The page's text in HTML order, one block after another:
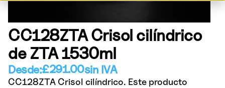
CC128ZTA Crisol cilíndrico
de ZTA 1530ml
Desde:£291.00sin IVA
CC128ZTA Crisol cilíndrico. Este producto